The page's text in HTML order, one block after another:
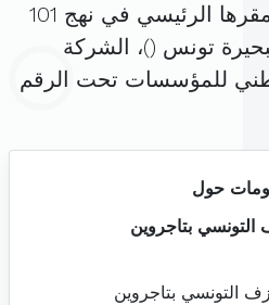
، ويقع مقرها الرئيسي في نهج 101
تونس ()، الشركة
للمؤسسات تحت الرقم
حول
بتاجروين
التونسي بتاجروين